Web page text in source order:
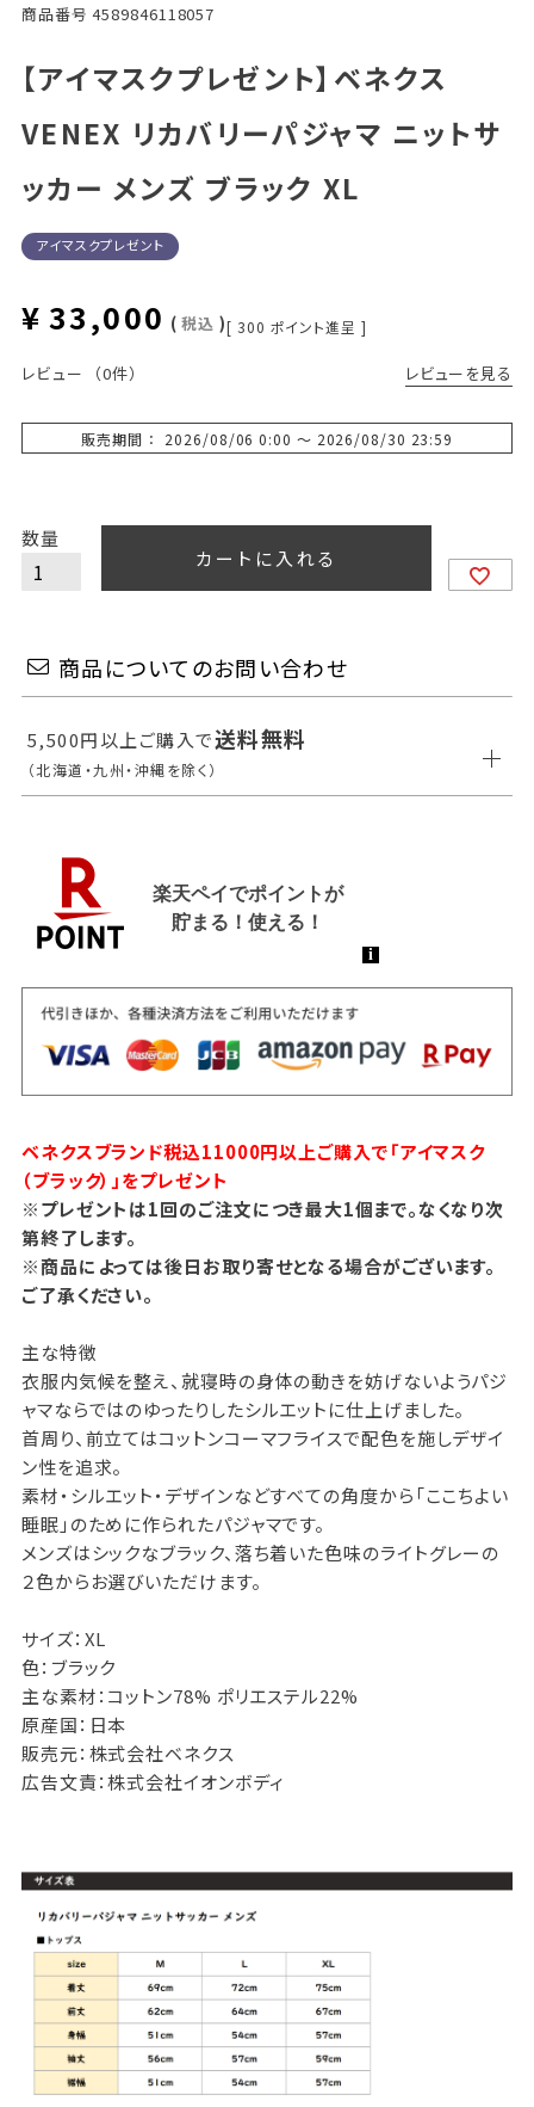
商品番号 4589846118057
【アイマスクプレゼント】ベネクス
VENEX リカバリーパジャマ ニットサ
ッカー メンズ ブラック XL
アイマスクプレゼント
¥ 33,000 税込 [ 300 ポイント進呈 ]
レビュー （0件） レビューを見る
販売期間 2026/08/06 0:00 〜 2026/08/30 23:59
カートに入れる
商品についてのお問い合わせ
5,500円以上ご購入で送料無料
（北海道・九州・沖縄を除く）
ベネクスブランド税込11000円以上ご購入で「アイマスク
（ブラック）」をプレゼント
※プレゼントは1回のご注文につき最大1個まで。なくなり次
第終了します。
※商品によっては後日お取り寄せとなる場合がございます。
ご了承ください。
主な特徴
衣服内気候を整え、就寝時の身体の動きを妨げないようパジ
ャマならではのゆったりしたシルエットに仕上げました。
首周り、前立てはコットンコーマフライスで配色を施しデザイ
ン性を追求。
素材・シルエット・デザインなどすべての角度から「ここちよい
睡眠」のために作られたパジャマです。
メンズはシックなブラック、落ち着いた色味のライトグレーの
２色からお選びいただけます。
サイズ：XL
色：ブラック
主な素材：コットン78% ポリエステル22%
原産国：日本
販売元：株式会社ベネクス
広告文責：株式会社イオンボディ